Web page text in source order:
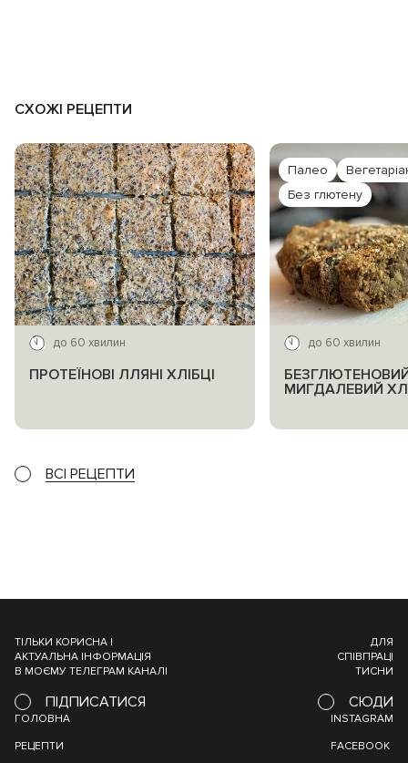
СХОЖІ РЕЦЕПТИ
до 60 хвилин
ПРОТЕЇНОВІ ЛЛЯНІ ХЛІБЦІ
Палео
Без глютену
до 60 хвилин
МИГДАЛЕВИЙ
ВСІ РЕЦЕПТИ
ТІЛЬКИ КОРИСНА І
АКТУАЛЬНА ІНФОРМАЦІЯ
В МОЄМУ ТЕЛЕГРАМ КАНАЛІ
ПІДПИСАТИСЯ
ДЛЯ
СПІВПРАЦІ
ТИСНИ
СЮДИ
ГОЛОВНА
РЕЦЕПТИ
INSTAGRAM
FACEBOOK